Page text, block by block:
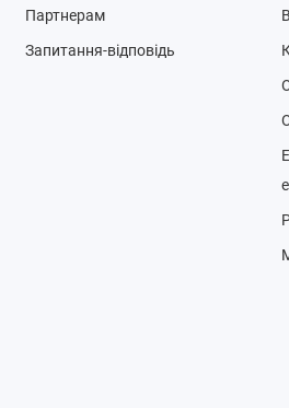
Партнерам
Запитання-відповідь